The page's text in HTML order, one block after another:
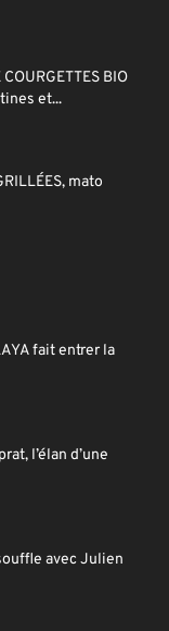
BIO
et...
mato
fait entrer la
l’élan d’une
avec Julien